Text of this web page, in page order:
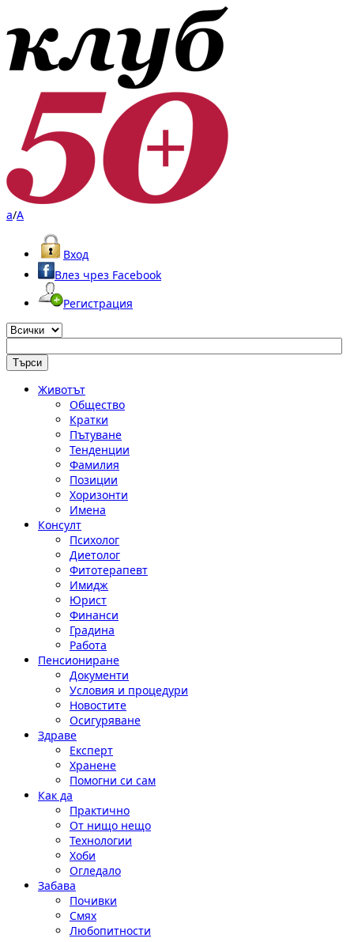
a/A
Вход
Влез чрез Facebook
Регистрация
Животът
Общество
Кратки
Пътуване
Тенденции
Фамилия
Позиции
Хоризонти
Имена
Консулт
Психолог
Диетолог
Фитотерапевт
Имидж
Юрист
Финанси
Градина
Работа
Пенсиониране
Документи
Условия и процедури
Новостите
Осигуряване
Здраве
Експерт
Хранене
Помогни си сам
Как да
Практично
От нищо нещо
Технологии
Хоби
Огледало
Забава
Почивки
Смях
Любопитности